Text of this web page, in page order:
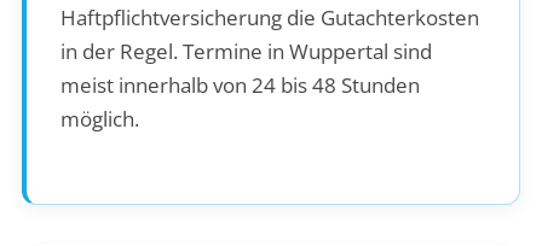
Haftpflichtversicherung die Gutachterkosten
in der Regel. Termine in Wuppertal sind
meist innerhalb von 24 bis 48 Stunden
möglich.